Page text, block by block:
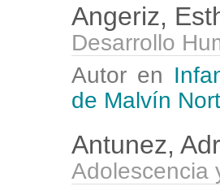
Angeriz,
Desarrollo
Autor en
de Malvín
Antunez,
Adolescencia